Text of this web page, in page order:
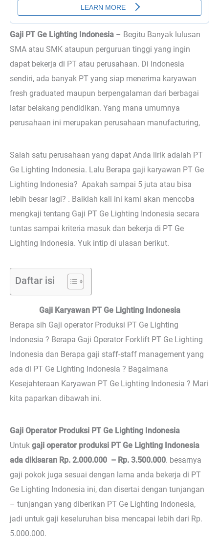
Gaji PT Ge Lighting Indonesia – Begitu Banyak lulusan
SMA atau SMK ataupun perguruan tinggi yang ingin
dapat bekerja di PT atau perusahaan. Di Indonesia
sendiri, ada banyak PT yang siap menerima karyawan
fresh graduated maupun berpengalaman dari berbagai
latar belakang pendidikan. Yang mana umumnya
perusahaan ini merupakan perusahaan manufacturing,
Salah satu perusahaan yang dapat Anda lirik adalah PT
Ge Lighting Indonesia. Lalu Berapa gaji karyawan PT Ge
Lighting Indonesia? Apakah sampai 5 juta atau bisa
lebih besar lagi? . Baiklah kali ini kami akan mencoba
mengkaji tentang Gaji PT Ge Lighting Indonesia secara
tuntas sampai kriteria masuk dan bekerja di PT Ge
Lighting Indonesia. Yuk intip di ulasan berikut.
Daftar isi
Gaji Karyawan PT Ge Lighting Indonesia
Berapa sih Gaji operator Produksi PT Ge Lighting
Indonesia ? Berapa Gaji Operator Forklift PT Ge Lighting
Indonesia dan Berapa gaji staff-staff management yang
ada di PT Ge Lighting Indonesia ? Bagaimana
Kesejahteraan Karyawan PT Ge Lighting Indonesia ? Mari
kita paparkan dibawah ini.
Gaji Operator Produksi PT Ge Lighting Indonesia
Untuk gaji operator produksi PT Ge Lighting Indonesia
ada dikisaran Rp. 2.000.000 – Rp. 3.500.000. besarnya
gaji pokok juga sesuai dengan lama anda bekerja di PT
Ge Lighting Indonesia ini, dan disertai dengan tunjangan
– tunjangan yang diberikan PT Ge Lighting Indonesia,
jadi untuk gaji keseluruhan bisa mencapai lebih dari Rp.
5.000.000.